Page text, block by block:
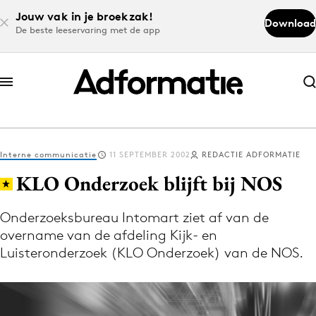
Jouw vak in je broekzak!
De beste leeservaring met de app
Download
Abonneer nu
Abonneer nu
Log in
Download de app
Volg het laatste nieuws via de Adformatie
Nieuws app
Interne communicatie 11 SEPTEMBER 2002 REDACTIE ADFORMATIE
KLO Onderzoek blijft bij NOS
Onderzoeksbureau Intomart ziet af van de
overname van de afdeling Kijk- en
Luisteronderzoek (KLO Onderzoek) van de NOS.